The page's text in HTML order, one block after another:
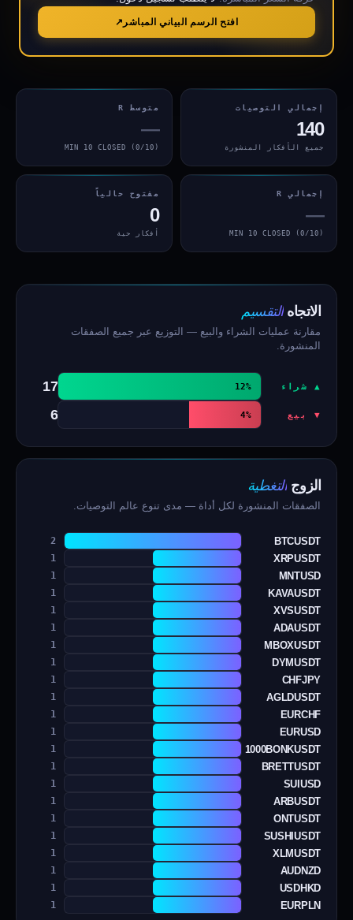
افتح الرسم البياني المباشر
إجمالي التوصيات
140
جميع الأفكار المنشورة
متوسط R
—
MIN 10 CLOSED (0/10)
إجمالي R
—
MIN 10 CLOSED (0/10)
مفتوح حالياً
0
أفكار حية
الاتجاهالتقسيم
مقارنة عمليات الشراء والبيع — التوزيع عبر جميع الصفقات
المنشورة.
▲ شراء 12%
17
▼ بيع 4%
6
الزوج التغطية
الصفقات المنشورة لكل أداة — مدى تنوع عالم التوصيات.
BTCUSDT
2
XRPUSDT
1
MNTUSD
1
KAVAUSDT
1
XVSUSDT
1
ADAUSDT
1
MBOXUSDT
1
DYMUSDT
1
CHFJPY
1
AGLDUSDT
1
EURCHF
1
EURUSD
1
1000BONKUSDT
1
BRETTUSDT
1
SUIUSD
1
ARBUSDT
1
ONTUSDT
1
SUSHIUSDT
1
XLMUSDT
1
AUDNZD
1
USDHKD
1
EURPLN
1